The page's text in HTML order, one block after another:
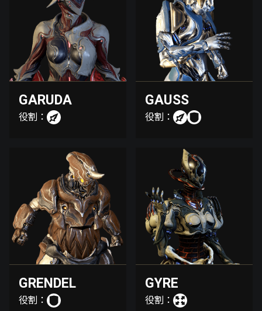
GARUDA
役割：
GAUSS
役割：
GRENDEL
役割：
GYRE
役割：